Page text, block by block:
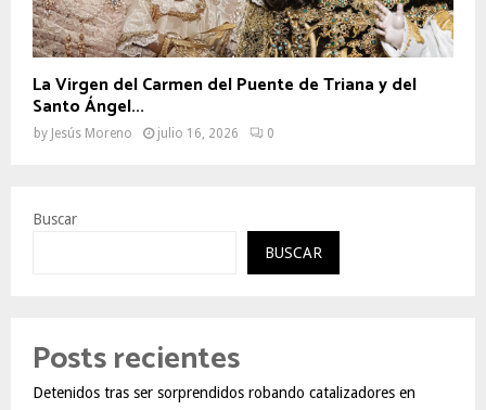
La Virgen del Carmen del Puente de Triana y del
Santo Ángel...
by Jesús Moreno julio 16, 2026 0
Buscar
BUSCAR
Posts recientes
Detenidos tras ser sorprendidos robando catalizadores en